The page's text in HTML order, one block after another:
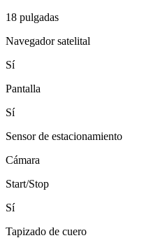
18 pulgadas
Navegador satelital
Sí
Pantalla
Sí
Sensor de estacionamiento
Cámara
Start/Stop
Sí
Tapizado de cuero